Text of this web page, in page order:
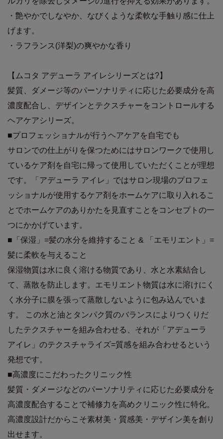
・艶やかでしなやか、なびくような柔軟な手触り感に仕上
げます。
・ラフランス(洋梨)の爽やかな香り
【ムコタ アデューラ アイレシリーズとは?】
髪質、ダメージ等のパーソナリティに応じた必要成分を高
濃度配合し、デザインとテクスチャーをコントロールする
ヘアケアシリーズ。
■プロフェッショナルが行うヘアケアを自宅でも
サロンでの仕上がりを保つためにはサロンワークで使用し
ているケア剤を自宅に帰って使用していただくことが理想
です。「アデューラ アイレ」ではサロン現場のプロフェ
ッショナルが使用するケア剤をホームケアに取り入れるこ
とでホームケアのありかたを見直すことをコンセプトの一
つにかかげています。
■「保湿」=髪の水分を維持すること & 「エモリエント」=
髪に柔軟を与えること
保湿物質は水に良く溶ける物質であり、水と水素結合し
て、蒸散を防止します。エモリエント物質は水に溶けにく
く水分子に膜を張って蒸散しないように包み込んでいま
す。 この水と油とタンパク質のバランスによりつくりだ
したテクスチャーを組み合わせる、それが「アデューラ
アイレ」のテクスチャライズ=質感を組み合わせるという
発想です。
■高濃度にこだわったクリニック性
髪質・ダメージなどのパーソナリティに応じた必要成分を
高濃度配合することで補修力を高めクリニック性に特化。
高濃度設計だからこそ素材美・質感美・デザイン美を創り
出せます。